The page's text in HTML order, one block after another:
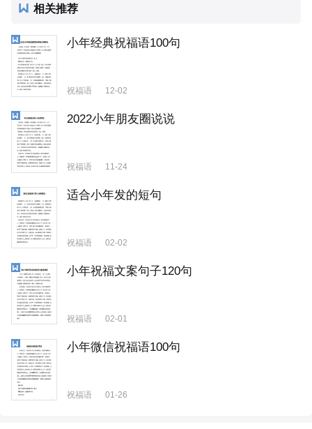
相关推荐
小年经典祝福语100句
祝福语 12-02
2022小年朋友圈说说
祝福语 11-24
适合小年发的短句
祝福语 02-02
小年祝福文案句子120句
祝福语 02-01
小年微信祝福语100句
祝福语 01-26